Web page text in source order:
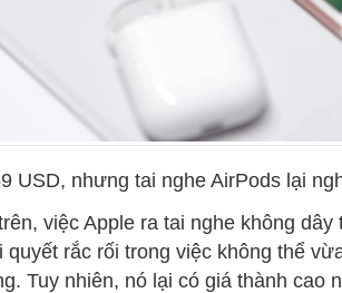
USD, nhưng tai nghe AirPods lại
việc Apple ra tai nghe không dây
quyết rắc rối trong việc không thể
Tuy nhiên, nó lại có giá thành cao